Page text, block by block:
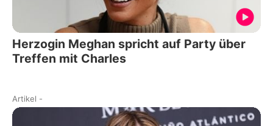
Herzogin Meghan spricht auf Party über
Treffen mit Charles
Artikel -